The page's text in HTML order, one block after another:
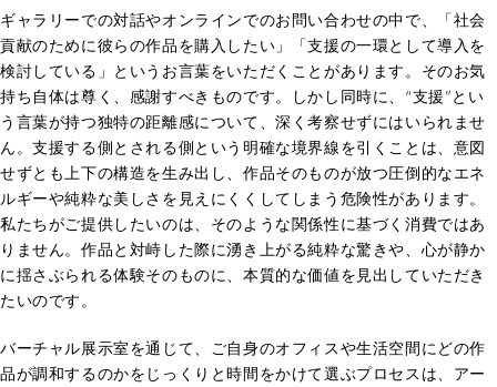
ギャラリーでの対話やオンラインでのお問い合わせの中で、「社会
貢献のために彼らの作品を購入したい」「支援の一環として導入を
検討している」というお言葉をいただくことがあります。そのお気
持ち自体は尊く、感謝すべきものです。しかし同時に、“支援”とい
う言葉が持つ独特の距離感について、深く考察せずにはいられませ
ん。支援する側とされる側という明確な境界線を引くことは、意図
せずとも上下の構造を生み出し、作品そのものが放つ圧倒的なエネ
ルギーや純粋な美しさを見えにくくしてしまう危険性があります。
私たちがご提供したいのは、そのような関係性に基づく消費ではあ
りません。作品と対峙した際に湧き上がる純粋な驚きや、心が静か
に揺さぶられる体験そのものに、本質的な価値を見出していただき
たいのです。
バーチャル展示室を通じて、ご自身のオフィスや生活空間にどの作
品が調和するのかをじっくりと時間をかけて選ぶプロセスは、アー